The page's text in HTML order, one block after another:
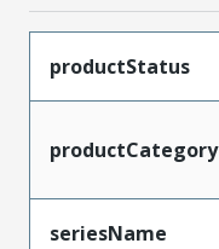
productStatus
productCategory
seriesName